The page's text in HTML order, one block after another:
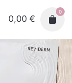
0,00 €
0